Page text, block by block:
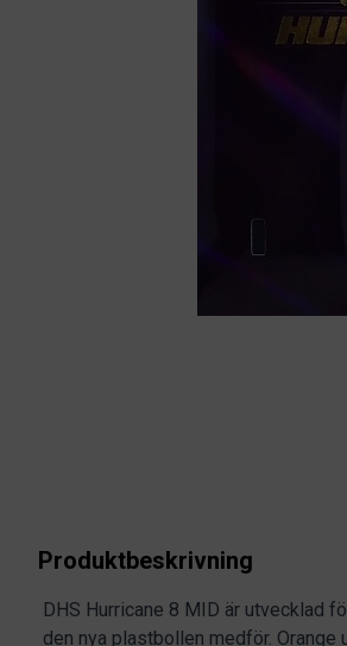
Produktbeskrivning
DHS Hurricane 8 MID är utvecklad
den nya plastbollen medför. Orange